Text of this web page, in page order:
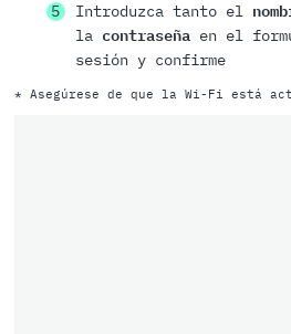
Introduzca tanto el
la contraseña en el
sesión y confirme
* Asegúrese de que la Wi-Fi está